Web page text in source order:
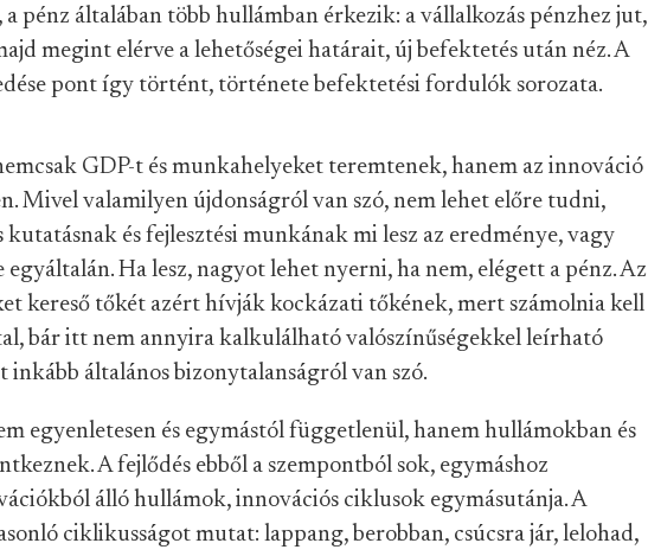
pénz általában több hullámban érkezik: a vállalkozás pénzhez jut,
megint elérve a lehetőségei határait, új befektetés után néz. A
pont így történt, története befektetési fordulók sorozata.
GDP-t és munkahelyeket teremtenek, hanem az innováció
Mivel valamilyen újdonságról van szó, nem lehet előre tudni,
kutatásnak és fejlesztési munkának mi lesz az eredménye, vagy
egyáltalán. Ha lesz, nagyot lehet nyerni, ha nem, elégett a pénz. Az
kereső tőkét azért hívják kockázati tőkének, mert számolnia kell
bár itt nem annyira kalkulálható valószínűségekkel leírható
általános bizonytalanságról van szó.
egyenletesen és egymástól függetlenül, hanem hullámokban és
A fejlődés ebből a szempontból sok, egymáshoz
álló hullámok, innovációs ciklusok egymásutánja. A
ciklikusságot mutat: lappang, berobban, csúcsra jár, lelohad,